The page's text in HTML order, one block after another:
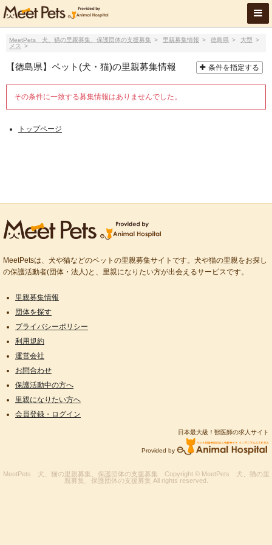
MeetPets 犬、猫の里親募集、保護団体の支援募集 里親募集情報 徳島県
大型
メス
【徳島県】ペット(犬・猫)の里親募集情報 条件を指定する
その条件に一致する募集情報はありませんでした。
トップページ
MeetPetsは、犬や猫などのペットの里親募集サイトです。犬や猫の里親をお探し
の保護活動者(団体・法人)と、里親になりたい方が出会えるサービスです。
里親募集情報
団体を探す
プライバシーポリシー
利用規約
運営会社
お問合わせ
保護活動中の方へ
里親になりたい方へ
会員登録・ログイン
日本最大級！獣医師の求人サイト
Provided by
MeetPets 犬、猫の里親募集、保護団体の支援募集 Copyright © MeetPets 犬、猫の里
親募集、保護団体の支援募集 All rights reserved.